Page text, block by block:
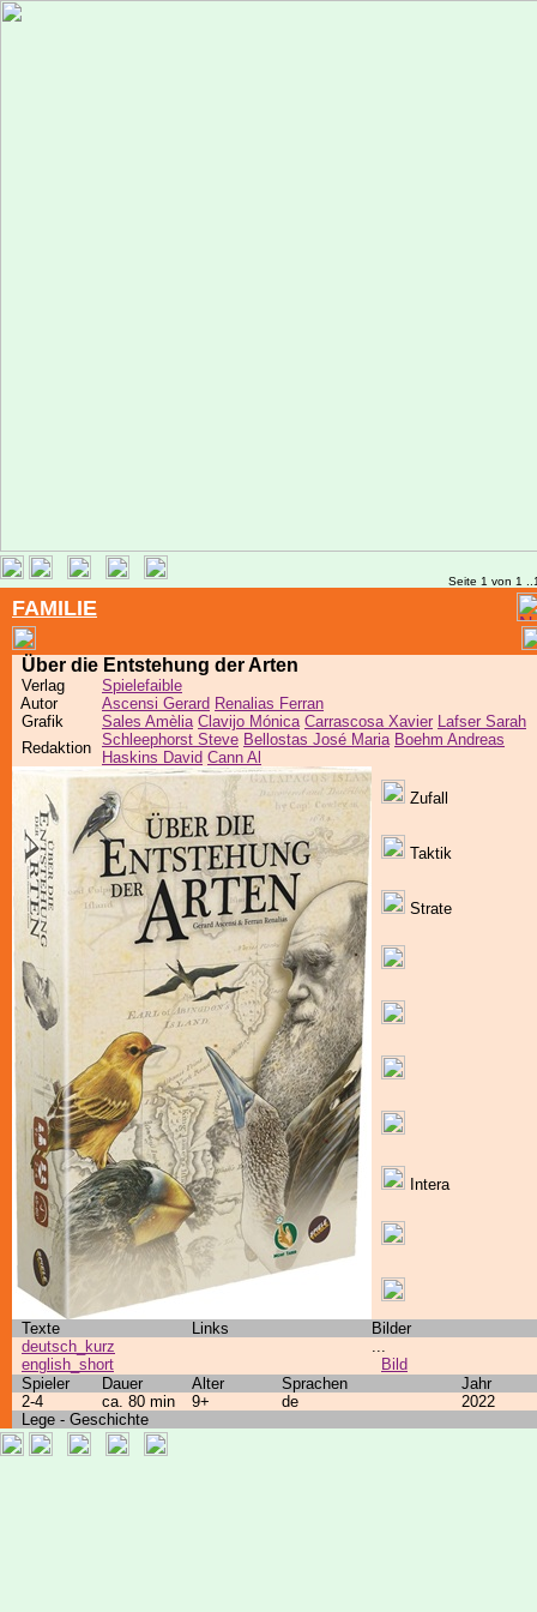
Seite 1 von 1
FAMILIE
Über die Entstehung der Arten
Verlag
Spielefaible
Autor
Ascensi Gerard Renalias Ferran
Grafik
Sales Amèlia Clavijo Mónica Carrascosa Xavier Lafser Sarah
Redaktion Schleephorst Steve Bellostas José Maria Boehm Andreas
Haskins David Cann Al
Zufall
Taktik
Strate
Intera
Texte Links
Bilder
deutsch_kurz
english_short
...
Bild
Spieler
Dauer Alter Sprachen
Jahr
2-4
ca. 80 min 9+ de
2022
Lege - Geschichte